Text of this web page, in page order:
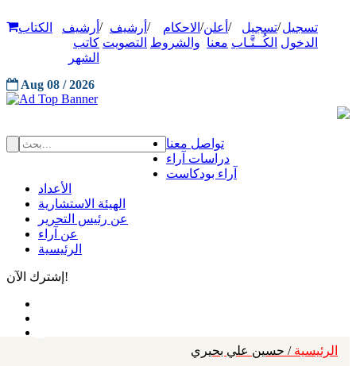
تسجيل
الدخول
/تسجيل
الكُــتَّـاب
/ أعلن
معنا
/ الاحكام
والشروط
/ أرشيف
التصويت
/ أرشيف
كاتب
الشهر
الكتاب
Aug 08 / 2026
تواصل معنا
دراسات آراء
آراء بودكاست
الأعداد
الهيئة الاستشارية
عن رئيس التحرير
عن آراء
الرئيسية
إشترك الآن!
الرئيسية / حسين علي بحيري